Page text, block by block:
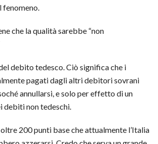
fenomeno.
che la qualità sarebbe “non
debito tedesco. Ciò significa che i
pagati dagli altri debitori sovrani
annullarsi, e solo per effetto di un
debiti non tedeschi.
200 punti base che attualmente l’Italia